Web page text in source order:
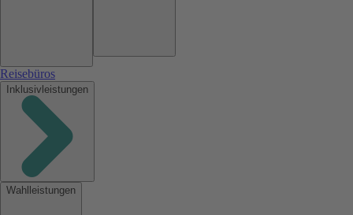
Reisebüros
Inklusivleistungen
Wahlleistungen